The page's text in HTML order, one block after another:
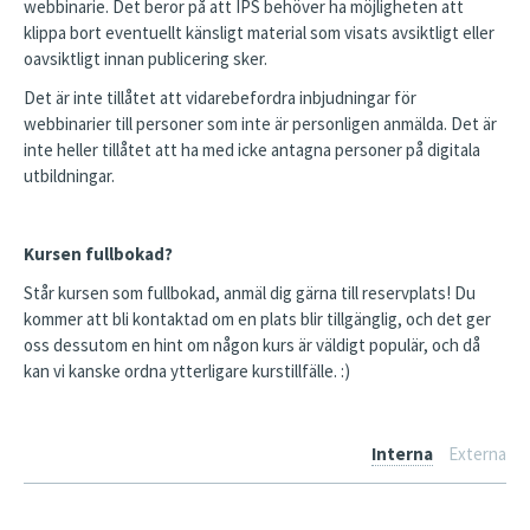
webbinarie. Det beror på att IPS behöver ha möjligheten att
klippa bort eventuellt känsligt material som visats avsiktligt eller
oavsiktligt innan publicering sker.
Det är inte tillåtet att vidarebefordra inbjudningar för
webbinarier till personer som inte är personligen anmälda. Det är
inte heller tillåtet att ha med icke antagna personer på digitala
utbildningar.
Kursen fullbokad?
Står kursen som fullbokad, anmäl dig gärna till reservplats! Du
kommer att bli kontaktad om en plats blir tillgänglig, och det ger
oss dessutom en hint om någon kurs är väldigt populär, och då
kan vi kanske ordna ytterligare kurstillfälle. :)
Interna Externa